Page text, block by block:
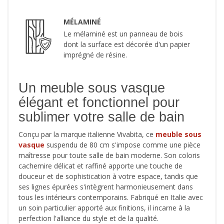
MÉLAMINÉ
Le mélaminé est un panneau de bois
dont la surface est décorée d'un papier
imprégné de résine.
Un meuble sous vasque
élégant et fonctionnel pour
sublimer votre salle de bain
Conçu par la marque italienne Vivabita, ce meuble sous
vasque suspendu de 80 cm s'impose comme une pièce
maîtresse pour toute salle de bain moderne. Son coloris
cachemire délicat et raffiné apporte une touche de
douceur et de sophistication à votre espace, tandis que
ses lignes épurées s'intègrent harmonieusement dans
tous les intérieurs contemporains. Fabriqué en Italie avec
un soin particulier apporté aux finitions, il incarne à la
perfection l'alliance du style et de la qualité.